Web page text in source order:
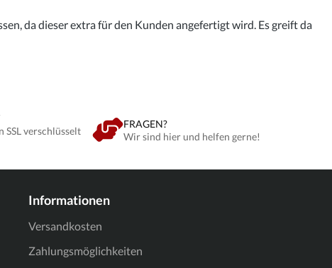
da dieser extra für den Kunden angefertigt wird. Es greift da
SSL verschlüsselt
FRAGEN?
Wir sind hier und helfen gerne!
Informationen
Versandkosten
Zahlungsmöglichkeiten